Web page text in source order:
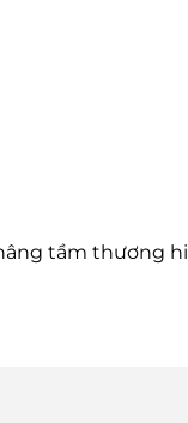
tầm thương